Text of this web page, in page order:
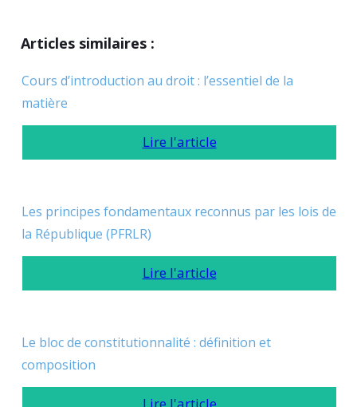
Articles similaires :
Cours d’introduction au droit : l’essentiel de la
matière
Lire l'article
Les principes fondamentaux reconnus par les lois de
la République (PFRLR)
Lire l'article
Le bloc de constitutionnalité : définition et
composition
Lire l'article